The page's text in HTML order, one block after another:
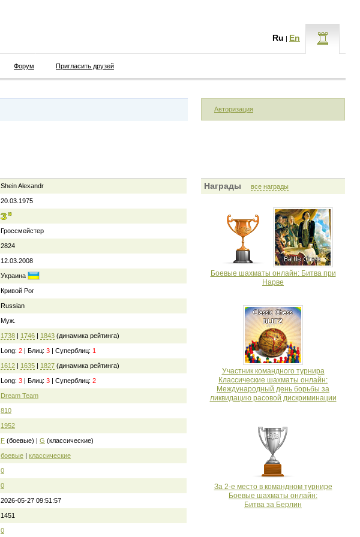
Ru | En
Форум Пригласить друзей
Авторизация
Shein Alexandr
20.03.1975
Гроссмейстер
2824
12.03.2008
Украина
Кривой Рог
Russian
Муж.
1738 | 1746 | 1843 (динамика рейтинга)
Long: 2 | Блиц: 3 | Суперблиц: 1
1612 | 1635 | 1827 (динамика рейтинга)
Long: 3 | Блиц: 3 | Суперблиц: 2
Dream Team
810
1952
F (боевые) | G (классические)
боевые | классические
0
0
2026-05-27 09:51:57
1451
0
Награды все награды
Боевые шахматы онлайн: Битва при
Нарве
Участник командного турнира
Классические шахматы онлайн:
Международный день борьбы за
ликвидацию расовой дискриминации
За 2-е место в командном турнире
Боевые шахматы онлайн:
Битва за Берлин